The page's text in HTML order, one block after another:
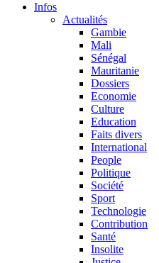
Infos
Actualités
Gambie
Mali
Sénégal
Mauritanie
Dossiers
Economie
Culture
Education
Faits divers
International
People
Politique
Société
Sport
Technologie
Contribution
Santé
Insolite